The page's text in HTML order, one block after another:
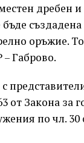
дребен
оръжие.
Габрово.
от Закона за
по чл. 30